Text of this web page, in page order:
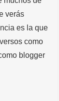
verás
es la que
como
blogger